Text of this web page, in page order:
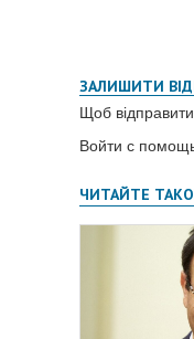
ЗАЛИШИТИ
Щоб
Войти с